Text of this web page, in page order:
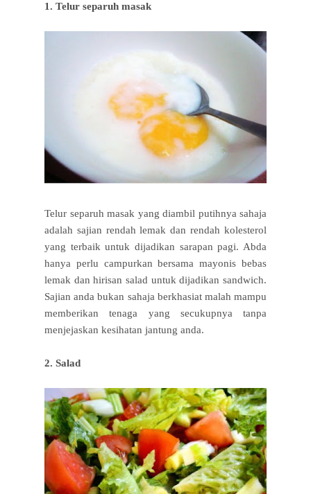
1. Telur separuh masak
Telur separuh masak yang diambil putihnya sahaja
adalah sajian rendah lemak dan rendah kolesterol
yang terbaik untuk dijadikan sarapan pagi. Abda
hanya perlu campurkan bersama mayonis bebas
lemak dan hirisan salad untuk dijadikan sandwich.
Sajian anda bukan sahaja berkhasiat malah mampu
memberikan tenaga yang secukupnya tanpa
menjejaskan kesihatan jantung anda.
2. Salad